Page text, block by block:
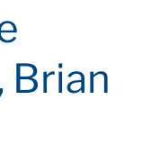
Brian